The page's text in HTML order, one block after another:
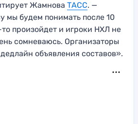
Жамнова ТАСС. —
мы будем понимать после 10
произойдет и игроки НХЛ не
сомневаюсь. Организаторы
объявления составов».